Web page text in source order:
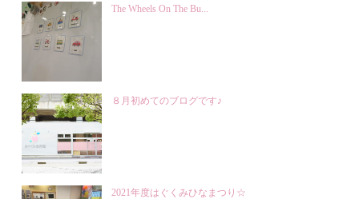
The Wheels On The Bu...
８月初めてのブログです♪
2021年度はぐくみひなまつり☆